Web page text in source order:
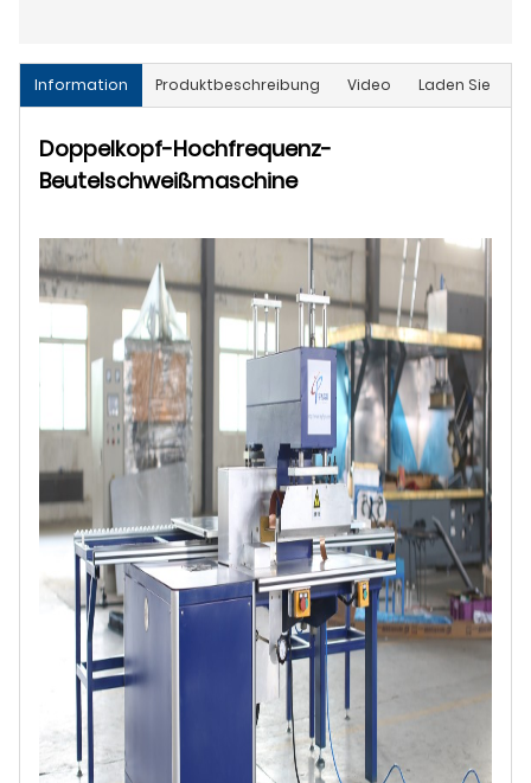
Information Produktbeschreibung Video Laden Sie
Doppelkopf-Hochfrequenz-
Beutelschweißmaschine